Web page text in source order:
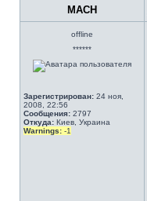
MACH
offline
******
Зарегистрирован: 24 ноя,
2008, 22:56
Сообщения: 2797
Откуда: Киев, Украина
Warnings: -1